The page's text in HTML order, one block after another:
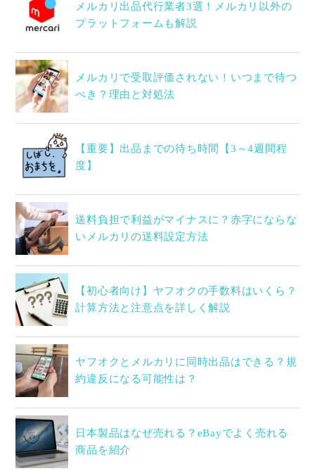
メルカリ出品代行業者3選！メルカリ以外の
プラットフォームも解説
メルカリで受取評価されない！いつまで待つ
べき？理由と対処法
【重要】出品までの待ち時間【3～4週間程
度】
送料負担で利益がマイナスに？赤字にならな
いメルカリの送料設定方法
【初心者向け】ヤフオクの手数料はいくら？
計算方法と注意点を詳しく解説
ヤフオクとメルカリに同時出品はできる？規
約違反になる可能性は？
日本製品はなぜ売れる？eBayでよく売れる
商品を紹介